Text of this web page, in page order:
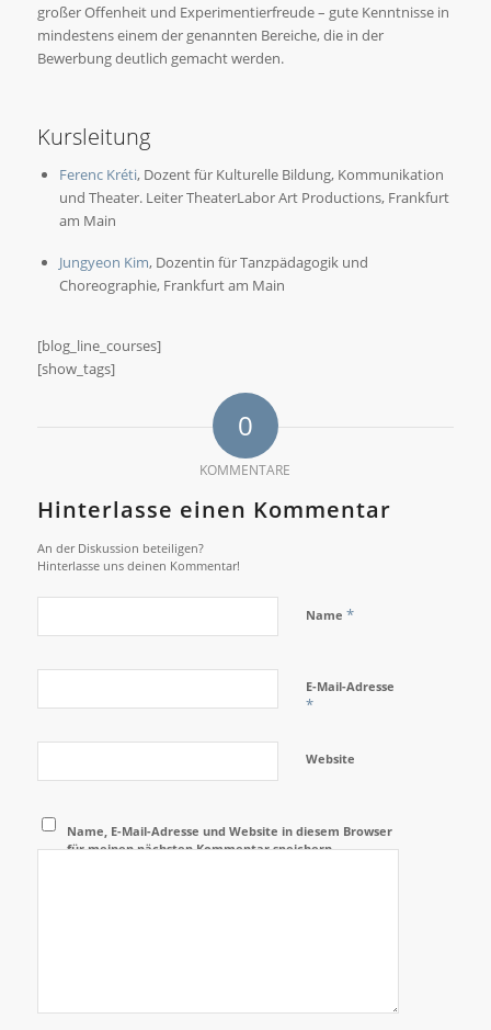
großer Offenheit und Experimentierfreude – gute Kenntnisse in
mindestens einem der genannten Bereiche, die in der
Bewerbung deutlich gemacht werden.
Kursleitung
Ferenc Kréti, Dozent für Kulturelle Bildung, Kommunikation
und Theater. Leiter TheaterLabor Art Productions, Frankfurt
am Main
Jungyeon Kim, Dozentin für Tanzpädagogik und
Choreographie, Frankfurt am Main
[blog_line_courses]
[show_tags]
0
KOMMENTARE
Hinterlasse einen Kommentar
An der Diskussion beteiligen?
Hinterlasse uns deinen Kommentar!
Name *
E-Mail-Adresse
*
Website
Name, E-Mail-Adresse und Website in diesem Browser
für meinen nächsten Kommentar speichern.